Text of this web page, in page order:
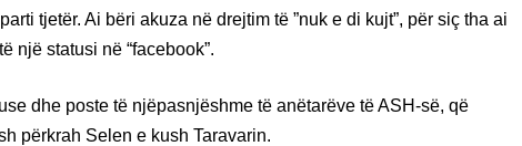
tjetër. Ai bëri akuza në drejtim të ”nuk e di kujt”, për siç tha ai
një statusi në “facebook”.
dhe poste të njëpasnjëshme të anëtarëve të ASH-së, që
përkrah Selen e kush Taravarin.